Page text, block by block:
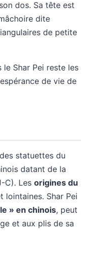
dos. Sa tête est
dite
de petite
le Shar Pei reste les
de vie de
statuettes du
datant de la
C). Les origines du
lointaines. Shar Pei
» en chinois, peut
et aux plis de sa